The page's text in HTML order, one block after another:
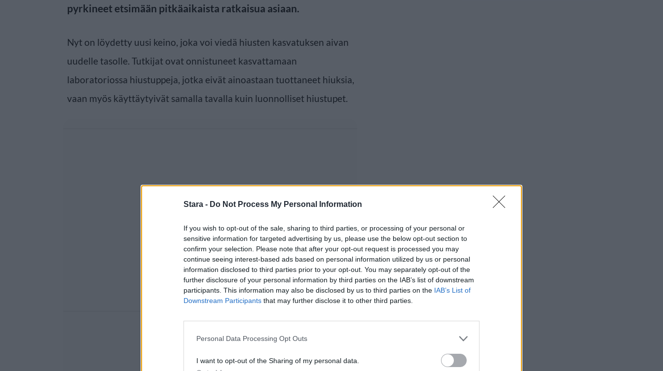
Stara - Do Not Process My Personal Information
If you wish to opt-out of the sale, sharing to third parties, or processing of your personal or
sensitive information for targeted advertising by us, please use the below opt-out section to
confirm your selection. Please note that after your opt-out request is processed you may
continue seeing interest-based ads based on personal information utilized by us or personal
information disclosed to third parties prior to your opt-out. You may separately opt-out of the
further disclosure of your personal information by third parties on the IAB’s list of downstream
participants. This information may also be disclosed by us to third parties on the IAB’s List of
Downstream Participants that may further disclose it to other third parties.
Personal Data Processing Opt Outs
I want to opt-out of the Sharing of my personal data.
pyrkineet etsimään pitkäaikaista ratkaisua asiaan.
Nyt on löydetty uusi keino, joka voi viedä hiusten kasvatuksen aivan
uudelle tasolle. Tutkijat ovat onnistuneet kasvattamaan
laboratoriossa hiustuppeja, jotka eivät ainoastaan tuottaneet hiuksia,
vaan myös käyttäytyivät samalla tavalla kuin luonnolliset hiustupet.